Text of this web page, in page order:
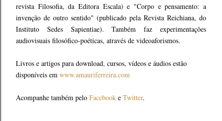
revista Filosofia, da Editora Escala) e "Corpo e pensamento: a
invenção de outro sentido" (publicado pela Revista Reichiana, do
Instituto Sedes Sapientiae). Também faz experimentações
audiovisuais filosófico-poéticas, através de videoaforismos.
Livros e artigos para download, cursos, vídeos e áudios estão
disponíveis em www.amauriferreira.com
Acompanhe também pelo Facebook e Twitter.